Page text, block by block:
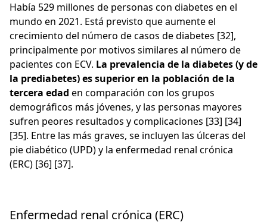
Había 529 millones de personas con diabetes en el
mundo en 2021. Está previsto que aumente el
crecimiento del número de casos de diabetes [32],
principalmente por motivos similares al número de
pacientes con ECV. La prevalencia de la diabetes (y de
la prediabetes) es superior en la población de la
tercera edad en comparación con los grupos
demográficos más jóvenes, y las personas mayores
sufren peores resultados y complicaciones [33] [34]
[35]. Entre las más graves, se incluyen las úlceras del
pie diabético (UPD) y la enfermedad renal crónica
(ERC) [36] [37].
Enfermedad renal crónica (ERC)